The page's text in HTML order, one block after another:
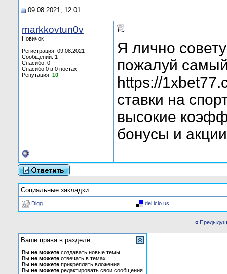
09.08.2021, 12:01
markkovtun0v
Новичок
Регистрация: 09.08.2021
Сообщений: 1
Спасибо: 0
Спасибо 0 в 0 постах
Репутация: 10
Я лично
пожалуй
https://
ставки на
высокие
бонусы и
Социальные закладки
Digg del.icio.us
«
Ваши права в разделе
Вы не можете создавать новые темы
Вы не можете отвечать в темах
Вы не можете прикреплять вложения
Вы не можете редактировать свои сообщения